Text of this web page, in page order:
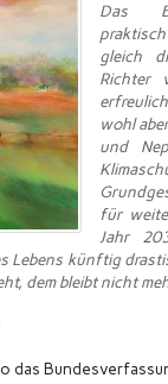
Das
gleich
Richter
wohl
und
für
Jahr
Lebens künftig
dem bleibt nicht
das